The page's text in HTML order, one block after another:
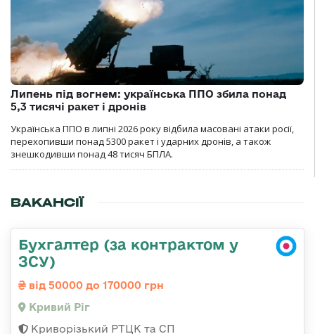
Липень під вогнем: українська ППО збила понад
5,3 тисячі ракет і дронів
Українська ППО в липні 2026 року відбила масовані атаки росії,
перехопивши понад 5300 ракет і ударних дронів, а також
знешкодивши понад 48 тисяч БПЛА.
ВАКАНСІЇ
Бухгалтер (за контрактом у
ЗСУ)
від 50000 до 170000 грн
Кривий Ріг
Криворізький РТЦК та СП